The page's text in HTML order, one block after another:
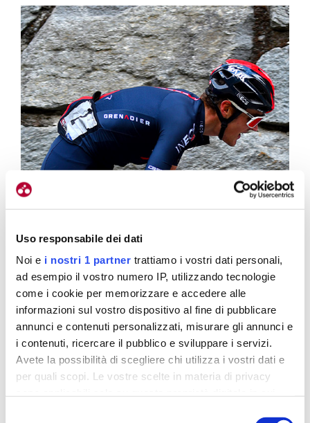
Uso responsabile dei dati
Noi e i nostri 1 partner trattiamo i vostri dati personali,
ad esempio il vostro numero IP, utilizzando tecnologie
come i cookie per memorizzare e accedere alle
informazioni sul vostro dispositivo al fine di pubblicare
annunci e contenuti personalizzati, misurare gli annunci e
i contenuti, ricercare il pubblico e sviluppare i servizi.
Avete la possibilità di scegliere chi utilizza i vostri dati e
per quali scopi. Le vostre scelte in materia di privacy
Visto un Sivakov brillante sulla rotta del Giro, in attesa di Bernal